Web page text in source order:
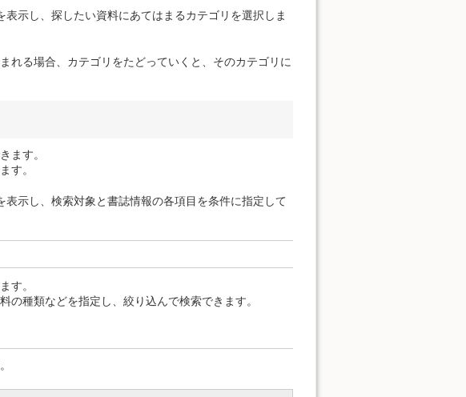
示し、探したい資料にあてはまるカテゴリを選択しま
れる場合、カテゴリをたどっていくと、そのカテゴリに
ます。
す。
示し、検索対象と書誌情報の各項目を条件に指定して
す。
の種類などを指定し、絞り込んで検索できます。